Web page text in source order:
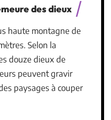
des dieux
haute montagne de
Selon la
douze dieux de
peuvent gravir
paysages à couper